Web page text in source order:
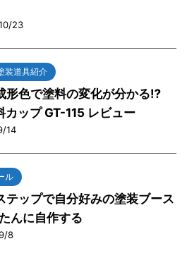
23
装道具紹介
形色で塗料の変化が分かる⁉
カップ GT-115 レビュー
14
ル
テップで自分好みの塗装ブース
んに自作する
8